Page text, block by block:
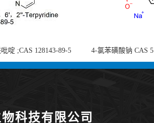
啶 ;CAS 128143-89-5
terpyridine;4-
4-氯苯磺酸钠 CAS
科技有限公司